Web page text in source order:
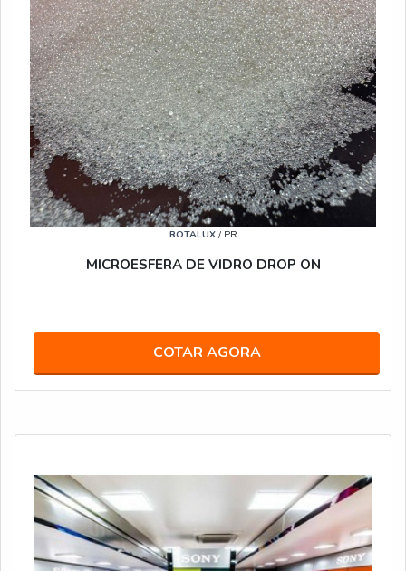
ROTALUX/ PR
MICROESFERA DE VIDRO DROP ON
COTAR AGORA